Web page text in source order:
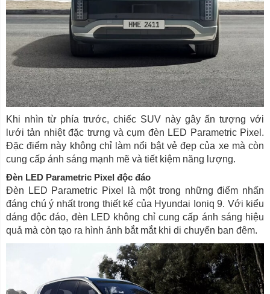
Khi nhìn từ phía trước, chiếc SUV này gây ấn tượng với
lưới tản nhiệt đặc trưng và cụm đèn LED Parametric Pixel.
Đặc điểm này không chỉ làm nổi bật vẻ đẹp của xe mà còn
cung cấp ánh sáng mạnh mẽ và tiết kiệm năng lượng.
Đèn LED Parametric Pixel độc đáo
Đèn LED Parametric Pixel là một trong những điểm nhấn
đáng chú ý nhất trong thiết kế của Hyundai Ioniq 9. Với kiểu
dáng độc đáo, đèn LED không chỉ cung cấp ánh sáng hiệu
quả mà còn tạo ra hình ảnh bắt mắt khi di chuyển ban đêm.